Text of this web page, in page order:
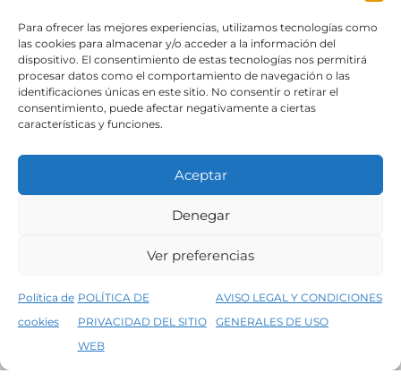
Para ofrecer las mejores experiencias, utilizamos tecnologías como
las cookies para almacenar y/o acceder a la información del
dispositivo. El consentimiento de estas tecnologías nos permitirá
procesar datos como el comportamiento de navegación o las
identificaciones únicas en este sitio. No consentir o retirar el
consentimiento, puede afectar negativamente a ciertas
características y funciones.
Aceptar
Denegar
Ver preferencias
Política de
cookies
POLÍTICA DE
PRIVACIDAD DEL SITIO
WEB
AVISO LEGAL Y CONDICIONES
GENERALES DE USO
5% de descuento en tu primera compra, utiliza el código PRIMERACOMPRA
SÍGUENOS
Condiciones generales de venta
Política de privacidad del sitio web
©2026 Decopintur- todos los derechos